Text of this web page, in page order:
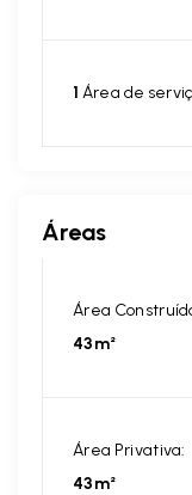
1 Área de
Áreas
Área
43m²
Área Privativa:
43m²